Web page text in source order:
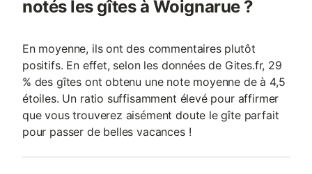
notés les gîtes à Woignarue ?
En moyenne, ils ont des commentaires plutôt
positifs. En effet, selon les données de Gites.fr, 29
% des gîtes ont obtenu une note moyenne de à 4,5
étoiles. Un ratio suffisamment élevé pour affirmer
que vous trouverez aisément doute le gîte parfait
pour passer de belles vacances !